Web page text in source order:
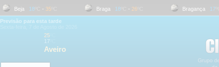
Beja 18 ºC- 35 ºC Braga 18 ºC- 26 ºC Bragança 17 ºC-
Previsão para esta tarde
25
17
Aveiro